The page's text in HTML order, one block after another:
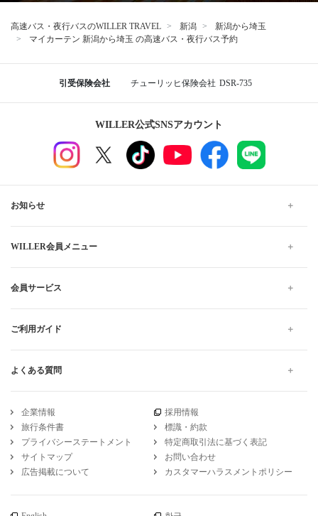
高速バス・夜行バスのWILLER TRAVEL 新潟
新潟から埼玉
マイカーテン 新潟から埼玉 の高速バス・夜行バス予約
引受保険会社 チューリッヒ保険会社 DSR-735
WILLER公式SNSアカウント
お知らせ
WILLER会員メニュー
会員サービス
ご利用ガイド
よくある質問
企業情報
採用情報
旅行条件書
標識・約款
プライバシーステートメント
特定商取引法に基づく表記
サイトマップ
お問い合わせ
広告掲載について
カスタマーハラスメントポリシー